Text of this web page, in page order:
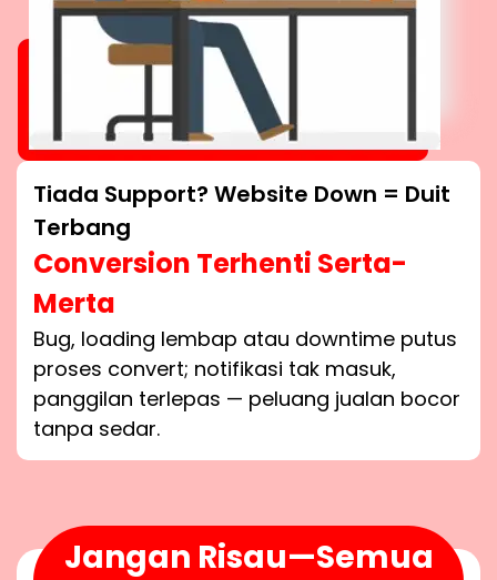
Tiada Support? Website Down = Duit
Terbang
Conversion Terhenti Serta-
Merta
Bug, loading lembap atau downtime putus
proses convert; notifikasi tak masuk,
panggilan terlepas — peluang jualan bocor
tanpa sedar.
Jangan Risau—Semua